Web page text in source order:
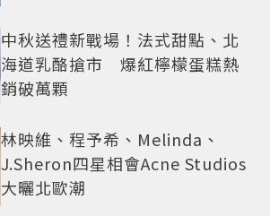
中秋送禮新戰場！法式甜點、北
海道乳酪搶市 爆紅檸檬蛋糕熱
銷破萬顆
林映維、程予希、Melinda、
J.Sheron四星相會Acne Studios
大曬北歐潮